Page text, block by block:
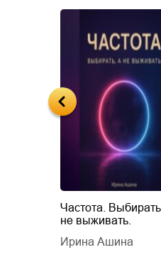
Частота.
не выживать.
Ирина Ашина